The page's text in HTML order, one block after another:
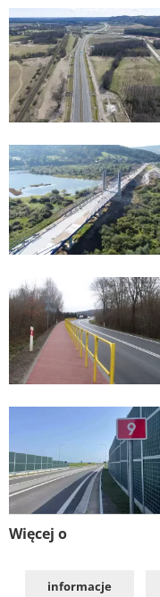
Więcej o
informacje